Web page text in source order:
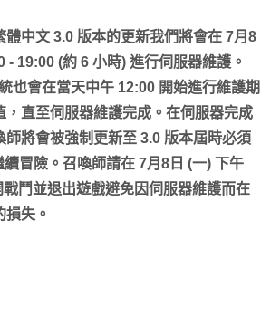
體中文 3.0 版本的更新我們將會在 7月8
- 19:00 (約 6 小時) 進行伺服器維護。
也會在當天中午 12:00 開始進行維護期
，直至伺服器維護完成。在伺服器完成
師將會被強制更新至 3.0 版本屆時必須
冒險。 召喚師請在 7月8日 (一) 下午
鬥並退出遊戲避免因伺服器維護而在
失。